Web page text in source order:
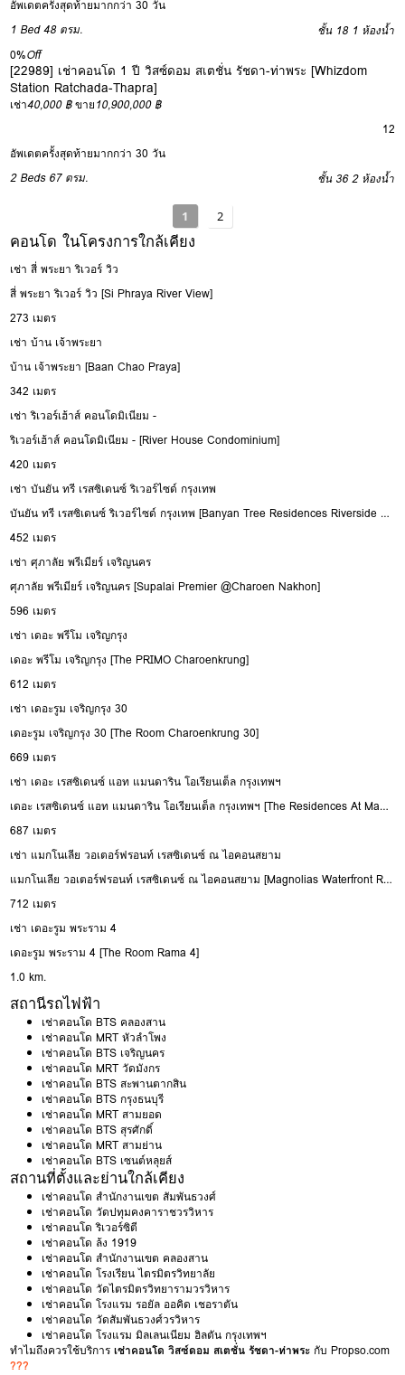
อัพเดตครั้งสุดท้ายมากกว่า 30 วัน
1 Bed 48 ตรม. ชั้น 18 1 ห้องน้ำ
0%Off
[22989] เช่าคอนโด 1 ปี วิสซ์ดอม สเตชั่น รัชดา-ท่าพระ [Whizdom
Station Ratchada-Thapra]
เช่า40,000 ฿ ขาย10,900,000 ฿
12
อัพเดตครั้งสุดท้ายมากกว่า 30 วัน
2 Beds 67 ตรม. ชั้น 36 2 ห้องน้ำ
1 2
คอนโด ในโครงการใกล้เคียง
เช่า สี่ พระยา ริเวอร์ วิว
สี่ พระยา ริเวอร์ วิว [Si Phraya River View]
273 เมตร
เช่า บ้าน เจ้าพระยา
บ้าน เจ้าพระยา [Baan Chao Praya]
342 เมตร
เช่า ริเวอร์เฮ้าส์ คอนโดมิเนียม -
ริเวอร์เฮ้าส์ คอนโดมิเนียม - [River House Condominium]
420 เมตร
เช่า บันยัน ทรี เรสซิเดนซ์ ริเวอร์ไซด์ กรุงเทพ
บันยัน ทรี เรสซิเดนซ์ ริเวอร์ไซด์ กรุงเทพ [Banyan Tree Residences Riverside Bangkok]
452 เมตร
เช่า ศุภาลัย พรีเมียร์ เจริญนคร
ศุภาลัย พรีเมียร์ เจริญนคร [Supalai Premier @Charoen Nakhon]
596 เมตร
เช่า เดอะ พรีโม เจริญกรุง
เดอะ พรีโม เจริญกรุง [The PRIMO Charoenkrung]
612 เมตร
เช่า เดอะรูม เจริญกรุง 30
เดอะรูม เจริญกรุง 30 [The Room Charoenkrung 30]
669 เมตร
เช่า เดอะ เรสซิเดนซ์ แอท แมนดาริน โอเรียนเต็ล กรุงเทพฯ
เดอะ เรสซิเดนซ์ แอท แมนดาริน โอเรียนเต็ล กรุงเทพฯ [The Residences At Mandarin Oriental Bangkok]
687 เมตร
เช่า แมกโนเลีย วอเตอร์ฟรอนท์ เรสซิเดนซ์ ณ ไอคอนสยาม
แมกโนเลีย วอเตอร์ฟรอนท์ เรสซิเดนซ์ ณ ไอคอนสยาม [Magnolias Waterfront Residenced IconSiam]
712 เมตร
เช่า เดอะรูม พระราม 4
เดอะรูม พระราม 4 [The Room Rama 4]
1.0 km.
สถานีรถไฟฟ้า
เช่าคอนโด BTS คลองสาน
เช่าคอนโด MRT หัวลำโพง
เช่าคอนโด BTS เจริญนคร
เช่าคอนโด MRT วัดมังกร
เช่าคอนโด BTS สะพานตากสิน
เช่าคอนโด BTS กรุงธนบุรี
เช่าคอนโด MRT สามยอด
เช่าคอนโด BTS สุรศักดิ์
เช่าคอนโด MRT สามย่าน
เช่าคอนโด BTS เซนต์หลุยส์
สถานที่ตั้งและย่านใกล้เคียง
เช่าคอนโด สำนักงานเขต สัมพันธวงศ์
เช่าคอนโด วัดปทุมคงคาราชวรวิหาร
เช่าคอนโด ริเวอร์ซิตี
เช่าคอนโด ล้ง 1919
เช่าคอนโด สำนักงานเขต คลองสาน
เช่าคอนโด โรงเรียน ไตรมิตรวิทยาลัย
เช่าคอนโด วัดไตรมิตรวิทยารามวรวิหาร
เช่าคอนโด โรงแรม รอยัล ออคิด เชอราตัน
เช่าคอนโด วัดสัมพันธวงศ์วรวิหาร
เช่าคอนโด โรงแรม มิลเลนเนียม ฮิลตัน กรุงเทพฯ
ทำไมถึงควรใช้บริการเช่าคอนโด วิสซ์ดอม สเตชั่น รัชดา-ท่าพระ กับ Propso.com
???